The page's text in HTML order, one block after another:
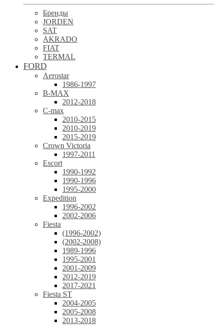
Бренды
JORDEN
SAT
AKRADO
FIAT
TERMAL
FORD
Aerostar
1986-1997
B-MAX
2012-2018
C-max
2010-2015
2010-2019
2015-2019
Crown Victoria
1997-2011
Escort
1990-1992
1990-1996
1995-2000
Expedition
1996-2002
2002-2006
Fiesta
(1996-2002)
(2002-2008)
1989-1996
1995-2001
2001-2009
2012-2019
2017-2021
Fiesta ST
2004-2005
2005-2008
2013-2018